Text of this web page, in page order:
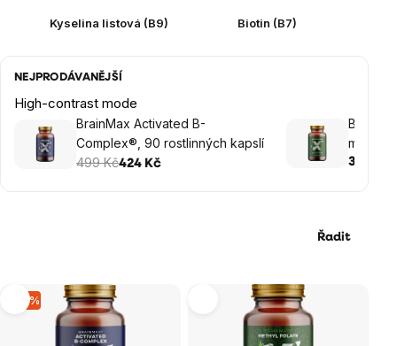
Kyselina listová (B9) Biotin (B7)
NEJPRODÁVANĚJŠÍ
High-contrast mode
BrainMax Activated B-
Complex®, 90 rostlinných kapslí
499 Kč424 Kč
mcg,
389 Kč
Řadit
Výpis
produktů
–15 %